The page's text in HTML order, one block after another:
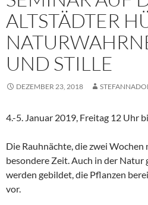
ALTSTÄDTER
UND STILLE
DEZEMBER 23, 2018
4.-5. Januar 2019, Freitag 12 Uhr
Die Rauhnächte, die zwei
besondere Zeit. Auch in der Natur
werden gebildet, die Pflanzen
vor.